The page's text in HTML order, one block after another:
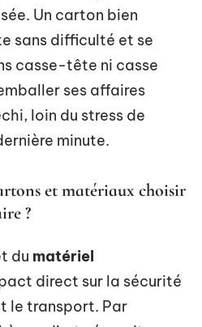
Un carton bien
sans difficulté et se
casse-tête ni casse
ses affaires
loin du stress de
minute.
et matériaux choisir
?
du matériel
direct sur la sécurité
le transport. Par